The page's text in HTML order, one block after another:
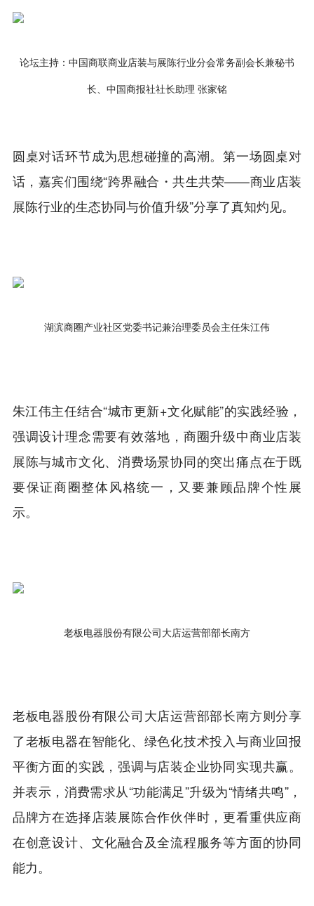
论坛主持：中国商联商业店装与展陈行业分会常务副会长兼秘书
长、中国商报社社长助理 张家铭
圆桌对话环节成为思想碰撞的高潮。第一场圆桌对
话，嘉宾们围绕“跨界融合・共生共荣——商业店装
展陈行业的生态协同与价值升级”分享了真知灼见。
湖滨商圈产业社区党委书记兼治理委员会主任朱江伟
朱江伟主任结合“城市更新+文化赋能”的实践经验，
强调设计理念需要有效落地，商圈升级中商业店装
展陈与城市文化、消费场景协同的突出痛点在于既
要保证商圈整体风格统一，又要兼顾品牌个性展
示。
老板电器股份有限公司大店运营部部长南方
老板电器股份有限公司大店运营部部长南方则分享
了老板电器在智能化、绿色化技术投入与商业回报
平衡方面的实践，强调与店装企业协同实现共赢。
并表示，消费需求从“功能满足”升级为“情绪共鸣”，
品牌方在选择店装展陈合作伙伴时，更看重供应商
在创意设计、文化融合及全流程服务等方面的协同
能力。